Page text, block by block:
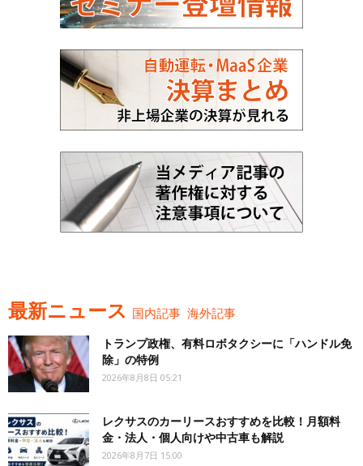
最新ニュース 国内記事 海外記事
トランプ政権、有料ロボタクシーに「ハンドル免
除」の特例
2026年8月8日 05:21
レクサスのカーリースおすすめを比較！月額料
金・法人・個人向けや中古車も解説
2026年8月7日 15:00